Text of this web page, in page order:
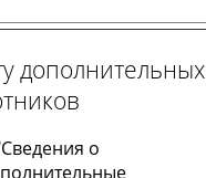
дополнительных
о